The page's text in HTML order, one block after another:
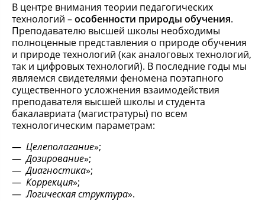
В центре внимания теории педагогических
технологий –особенности природы обучения.
Преподавателю высшей школы необходимы
полноценные представления о природе обучения
и природе технологий (как аналоговых технологий,
так и цифровых технологий). В последние годы мы
являемся свидетелями феномена поэтапного
существенного усложнения взаимодействия
преподавателя высшей школы и студента
бакалавриата (магистратуры) по всем
технологическим параметрам:
Целеполагание»;
Дозирование»;
Диагностика»;
Коррекция»;
Логическая структура».